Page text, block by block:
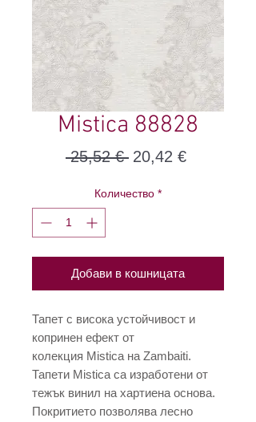
Mistica 88828
25,52 € Редовна
20,42 €Продажна
Количество *
Добави в кошницата
Тапет с висока устойчивост и
копринен ефект от
колекция Mistica на Zambaiti.
Тапети Mistica са изработени от
тежък винил на хартиена основа.
Покритието позволява лесно